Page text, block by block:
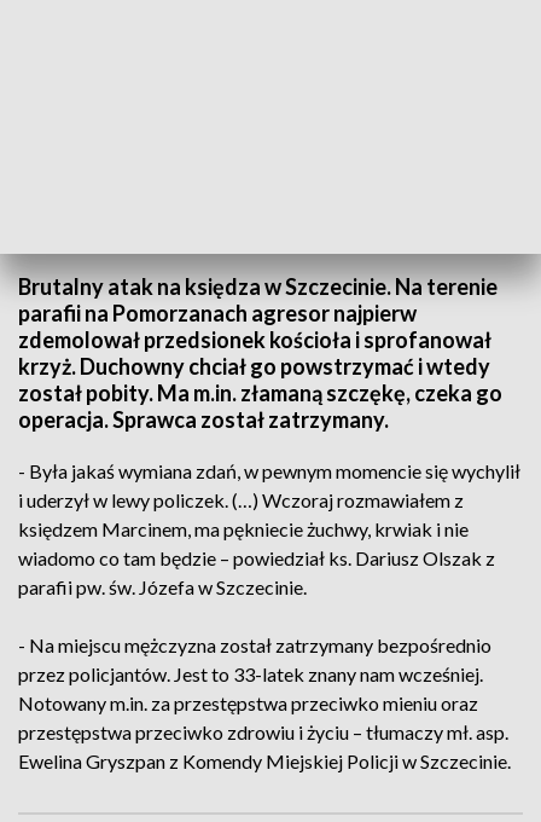
Brutalny atak na księdza w Szczecinie. Na terenie
parafii na Pomorzanach agresor najpierw
zdemolował przedsionek kościoła i sprofanował
krzyż. Duchowny chciał go powstrzymać i wtedy
został pobity. Ma m.in. złamaną szczękę, czeka go
operacja. Sprawca został zatrzymany.
- Była jakaś wymiana zdań, w pewnym momencie się wychylił
i uderzył w lewy policzek. (…) Wczoraj rozmawiałem z
księdzem Marcinem, ma pękniecie żuchwy, krwiak i nie
wiadomo co tam będzie – powiedział ks. Dariusz Olszak z
parafii pw. św. Józefa w Szczecinie.
- Na miejscu mężczyzna został zatrzymany bezpośrednio
przez policjantów. Jest to 33-latek znany nam wcześniej.
Notowany m.in. za przestępstwa przeciwko mieniu oraz
przestępstwa przeciwko zdrowiu i życiu – tłumaczy mł. asp.
Ewelina Gryszpan z Komendy Miejskiej Policji w Szczecinie.